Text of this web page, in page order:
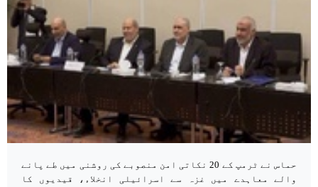
حماس نے ٹرمپ کے 20 نکاتی امن منصوبے کی روشنی میں طے پانے
والے معاہدے میں غزہ سے اسرائیلی انخلاء، قیدیوں کا